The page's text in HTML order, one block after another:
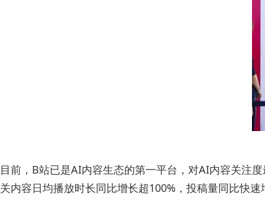
目前，B站已是AI内容生态的第一平台，对AI内容关注
关内容日均播放时长同比增长超100%，投稿量同比快速